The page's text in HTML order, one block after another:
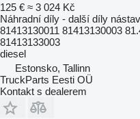
125 € ≈ 3 024 Kč
Náhradní díly - další díly
81413130011 81413130003
81413133003
diesel
Estonsko, Tallinn
TruckParts Eesti OÜ
Kontakt s dealerem